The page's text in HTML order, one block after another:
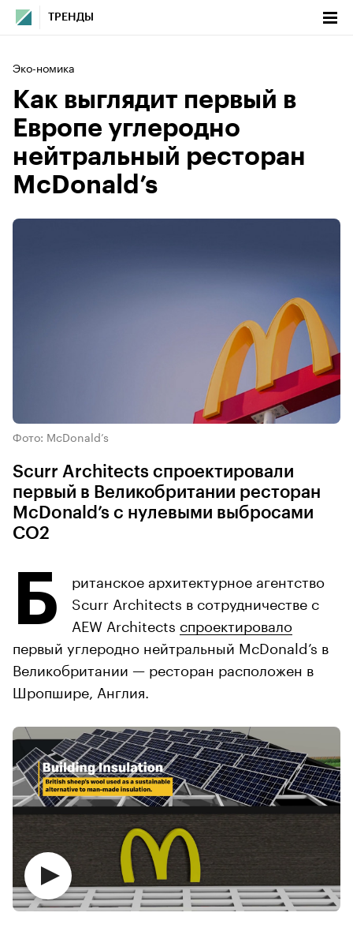
ТРЕНДЫ
Эко-номика
Как выглядит первый в
Европе углеродно
нейтральный ресторан
McDonald’s
Фото: McDonald’s
Scurr Architects спроектировали
первый в Великобритании ресторан
McDonald’s с нулевыми выбросами
СО2
Б
ританское архитектурное агентство
Scurr Architects в сотрудничестве с
AEW Architects спроектировало
первый углеродно нейтральный McDonald’s в
Великобритании — ресторан расположен в
Шропшире, Англия.